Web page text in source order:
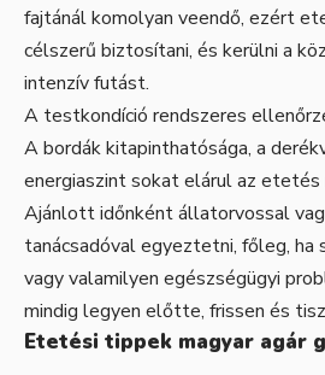
fajtánál komolyan veendő, ezért
célszerű biztosítani, és kerülni a
intenzív futást.
A testkondíció rendszeres
A bordák kitapinthatósága, a
energiaszint sokat elárul az
Ajánlott időnként állatorvossal
tanácsadóval egyeztetni, főleg,
vagy valamilyen egészségügyi
mindig legyen előtte, frissen és
Etetési tippek magyar agár